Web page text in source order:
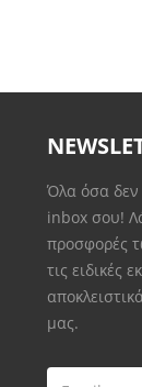
Όλα όσα δεν
inbox σου!
προσφορές
τις ειδικές
μας.